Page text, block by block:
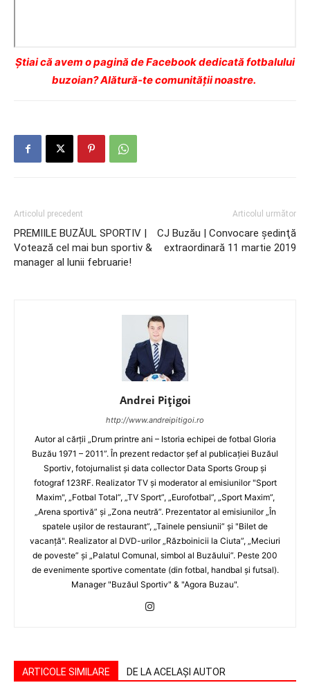
Ştiai că avem o pagină de Facebook dedicată fotbalului
buzoian? Alătură-te comunității noastre.
Articolul precedent
PREMIILE BUZĂUL SPORTIV |
Votează cel mai bun sportiv &
manager al lunii februarie!
Articolul următor
CJ Buzău | Convocare şedinţă
extraordinară 11 martie 2019
Andrei Pițigoi
http://www.andreipitigoi.ro
Autor al cărţii „Drum printre ani – Istoria echipei de fotbal Gloria
Buzău 1971 – 2011”. În prezent redactor şef al publicaţiei Buzăul
Sportiv, fotojurnalist şi data collector Data Sports Group şi
fotograf 123RF. Realizator TV şi moderator al emisiunilor "Sport
Maxim", „Fotbal Total”, „TV Sport”, „Eurofotbal”, „Sport Maxim”,
„Arena sportivă” şi „Zona neutră”. Prezentator al emisiunilor „În
spatele uşilor de restaurant”, „Tainele pensiunii” şi "Bilet de
vacanţă". Realizator al DVD-urilor „Războinicii la Ciuta”, „Meciuri
de poveste” şi „Palatul Comunal, simbol al Buzăului”. Peste 200
de evenimente sportive comentate (din fotbal, handbal şi futsal).
Manager "Buzăul Sportiv" & "Agora Buzau".
ARTICOLE SIMILARE DE LA ACELAȘI AUTOR